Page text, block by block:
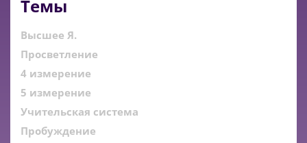
Темы
Высшее Я.
Просветление
4 измерение
5 измерение
Учительская система
Пробуждение